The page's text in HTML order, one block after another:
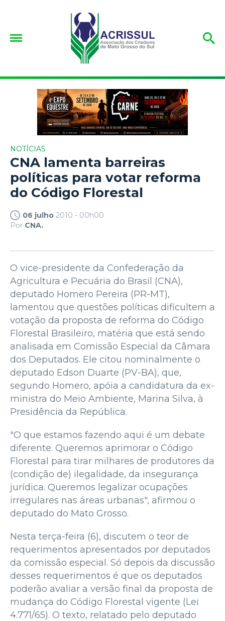
NOTÍCIAS
CNA lamenta barreiras
políticas para votar reforma
do Código Florestal
06 julho 2010 - 00h00
Por CNA.
O vice-presidente da Confederação da
Agricultura e Pecuária do Brasil (CNA),
deputado Homero Pereira (PR-MT),
lamentou que questões políticas dificultem a
votação da proposta de reforma do Código
Florestal Brasileiro, matéria que está sendo
analisada em Comissão Especial da Câmara
dos Deputados. Ele citou nominalmente o
deputado Edson Duarte (PV-BA), que,
segundo Homero, apóia a candidatura da ex-
ministra do Meio Ambiente, Marina Silva, à
Presidência da República.
"O que estamos fazendo aqui é um debate
diferente. Queremos aprimorar o Código
Florestal para tirar milhares de produtores da
(condição de) ilegalidade, da insegurança
jurídica. Queremos legalizar ocupações
irregulares nas áreas urbanas", afirmou o
deputado do Mato Grosso.
Nesta terça-feira (6), discutem o teor de
requerimentos apresentados por deputados
da comissão especial. Só depois da discussão
desses requerimentos é que os deputados
poderão avaliar a versão final da proposta de
mudança do Código Florestal vigente (Lei
4.771/65). O texto, relatado pelo deputado